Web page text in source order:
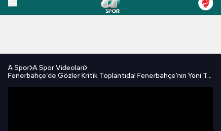
A Spor A Spor Videoları
Fenerbahçe'de Gözler Kritik Toplantıda! Fenerbahçe'nin Yeni Teknik Direktörü Kim Olacak?